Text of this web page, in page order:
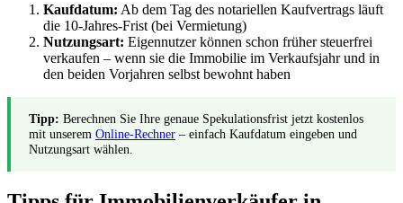
Kaufdatum: Ab dem Tag des notariellen Kaufvertrags läuft
die 10-Jahres-Frist (bei Vermietung)
Nutzungsart: Eigennutzer können schon früher steuerfrei
verkaufen – wenn sie die Immobilie im Verkaufsjahr und in
den beiden Vorjahren selbst bewohnt haben
Tipp: Berechnen Sie Ihre genaue Spekulationsfrist jetzt kostenlos
mit unserem Online-Rechner – einfach Kaufdatum eingeben und
Nutzungsart wählen.